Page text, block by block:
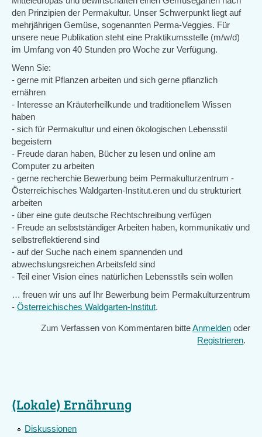
den Prinzipien der Permakultur. Unser Schwerpunkt liegt auf
mehrjährigen Gemüse, sogenannten Perma-Veggies. Für
unsere neue Publikation steht eine Praktikumsstelle (m/w/d)
im Umfang von 40 Stunden pro Woche zur Verfügung.
Wenn Sie:
- gerne mit Pflanzen arbeiten und sich gerne pflanzlich
ernähren
- Interesse an Kräuterheilkunde und traditionellem Wissen
haben
- sich für Permakultur und einen ökologischen Lebensstil
begeistern
- Freude daran haben, Bücher zu lesen und online am
Computer zu arbeiten
- gerne recherchie Bewerbung beim Permakulturzentrum -
Österreichisches Waldgarten-Institut.eren und du strukturiert
arbeiten
- über eine gute deutsche Rechtschreibung verfügen
- Freude an selbstständiger Arbeiten haben, kommunikativ und
selbstreflektierend sind
- auf der Suche nach einem spannenden und
abwechslungsreichen Arbeitsfeld sind
- Teil einer Vision eines natürlichen Lebensstils sein wollen
… freuen wir uns auf Ihr Bewerbung beim Permakulturzentrum
- Österreichisches Waldgarten-Institut.
Zum Verfassen von Kommentaren bitteAnmelden oder
Registrieren.
(Lokale) Ernährung
Diskussionen